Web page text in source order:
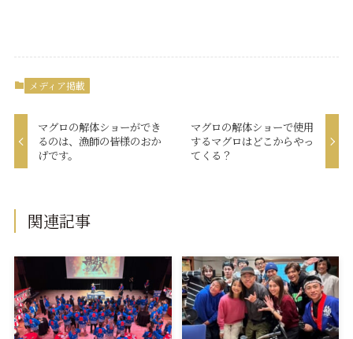
メディア掲載
マグロの解体ショーができ
るのは、漁師の皆様のおか
げです。
マグロの解体ショーで使用
するマグロはどこからやっ
てくる？
関連記事